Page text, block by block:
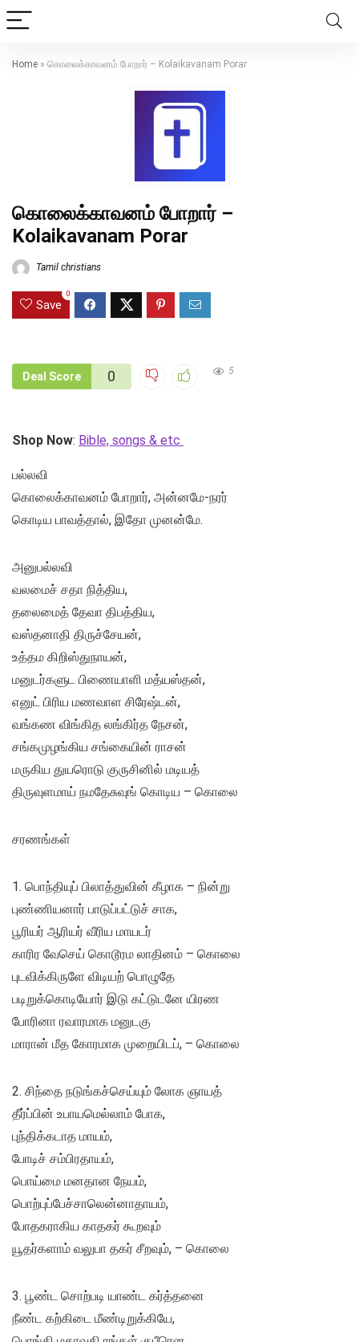
Home » கொலைக்காவனம் போறார் – Kolaikavanam Porar
கொலைக்காவனம் போறார் –
Kolaikavanam Porar
Tamil christians
Save
0
Deal Score 0 5
Shop Now: Bible, songs & etc
பல்லவி
கொலைக்காவனம் போறார், அன்னமே-நரர்
கொடிய பாவத்தால், இதோ முனன்மே.
அனுபல்லவி
வலமைச் சதா நித்திய,
தலைமைத் தேவா திபத்திய,
வஸ்தனாதி திருச்சேயன்,
உத்தம கிறிஸ்துநாயன்,
மனுடர்களுட பிணையாளி மத்யஸ்தன்,
எனுட் பிரிய மணவாள சிரேஷ்டன்,
வங்கண விங்கித லங்கிர்த நேசன்,
சங்கமுழங்கிய சங்கையின் ராசன்
மருகிய துயரொடு குருசினில் மடியத்
திருவுளமாய் நமதேசுவுங் கொடிய – கொலை
சரணங்கள்
1. பொந்தியுப் பிலாத்துவின் கீழாக – நின்று
புண்ணியனார் பாடுப்பட்டுச் சாக,
பூரியர் ஆரியர் வீரிய மாயடர்
காரிர வேசெய் கொடூரம லாதினம் – கொலை
புடவிக்கிருளே விடியற் பொழுதே
படிறுக்கொடியோர் இடு கட்டுடனே யிரண
போரினா ரவாரமாக மனுடகு
மாரான் மீத கோரமாக முறையிடப், – கொலை
2. சிந்தை நடுங்கச்செய்யும் லோக ஞாயத்
தீர்ப்பின் உபாயமெல்லாம் போக,
புந்திக்கடாத மாயம்,
போடிச் சம்பிரதாயம்,
பொய்மை மனதான நேயம்,
பொற்புப்பேச்சாலென்னாதாயம்,
போதகராகிய காதகர் கூறவும்
யூதர்களாம் வலுபா தகர் சீறவும், – கொலை
3. பூண்ட சொற்படி யாண்ட கர்த்தனை
நீண்ட கற்கிடை மீண்டிறுக்கியே,